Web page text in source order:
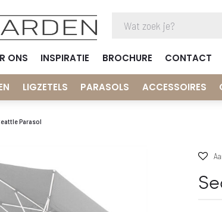
ONS INSPIRATIE BROCHURE CONTACT
LIGZETELS PARASOLS ACCESSOIRES
Parasol